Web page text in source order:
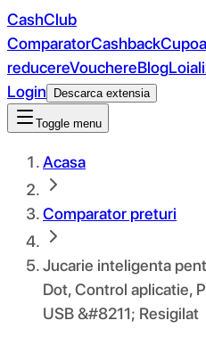
CashClub
ComparatorCashback
reducereVouchereBlog
Login
Descarca extensia
Toggle menu
Acasa
Comparator preturi
Jucarie inteligenta
Dot, Control aplicatie,
USB &#8211; Resigilat